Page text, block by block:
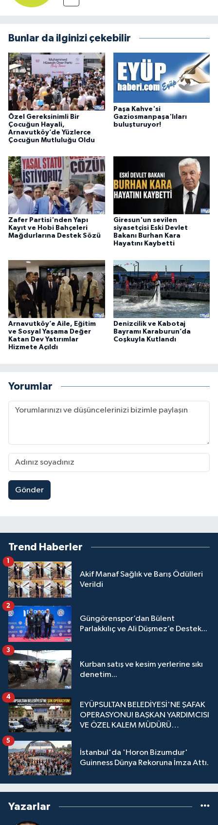
Bunlar da ilginizi çekebilir
Özel Gereksinimli Bir
Çocuğun Hayali,
Arnavutköy’de Yüzlerce
Çocuğun Mutluluğu Oldu
Paşa Kahve'si
Gaziosmanpaşa'lıları
buluşturuyor!
Zafer Partisi'nden Yapı
Kayıt ve Hobi Bahçeleri
Mağdurlarına Destek Sözü
Giresun'un sevilen
siyasetçisi Eski Devlet
Bakanı Burhan Kara
Hayatını Kaybetti
Arnavutköy’e Aile, Eğitim
ve Sosyal Yaşama Değer
Katan Dev Yatırımlar
Hizmete Açıldı
Denizcilik ve Kabotaj
Bayramı Karaburun’da
Coşkuyla Kutlandı
Yorumlar
Gönder
Trend Haberler
Akif Manaf Sağlık ve Barış Ödülleri
Verildi
1
Güngörenspor’dan Bülent
Parlakkılıç ve Ali Düşmez’e Destek...
2
Kurban satış ve kesim yerlerine sıkı
denetim...
3
EYÜPSULTAN BELEDİYESİ'NE ŞAFAK
OPERASYONU! BAŞKAN YARDIMCISI
VE ÖZEL KALEM MÜDÜRÜ
4
İstanbul'da 'Horon Bizumdur'
Guinness Dünya Rekoruna İmza Attı.
5
Yazarlar